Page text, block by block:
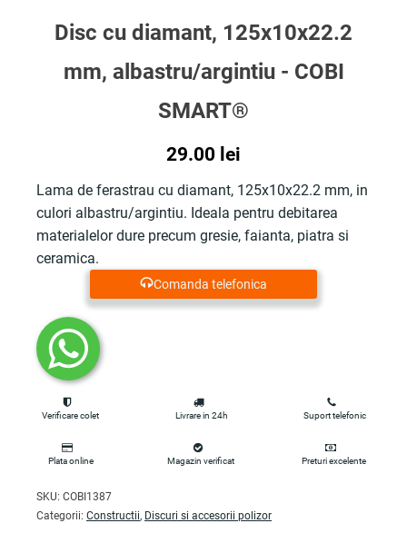
Disc cu diamant, 125x10x22.2
mm, albastru/argintiu - COBI
SMART®
29.00 lei
Lama de ferastrau cu diamant, 125x10x22.2 mm, in
culori albastru/argintiu. Ideala pentru debitarea
materialelor dure precum gresie, faianta, piatra si
ceramica.
Comanda telefonica
Verificare colet Livrare in 24h Suport telefonic
Plata online Magazin verificat Preturi excelente
SKU: COBI1387
Categorii: Constructii, Discuri si accesorii polizor